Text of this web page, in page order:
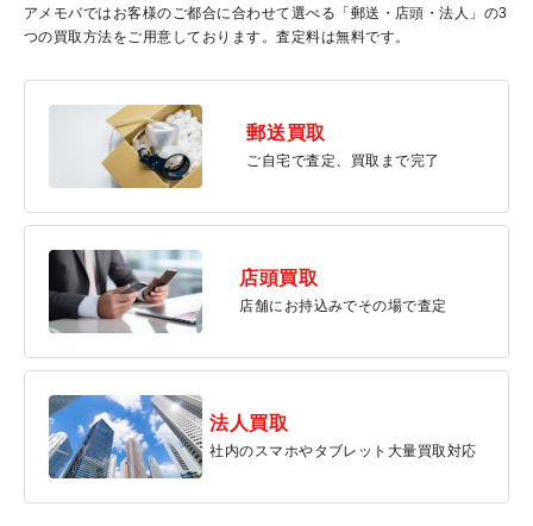
アメモバではお客様のご都合に合わせて選べる「郵送・店頭・法人」の3
つの買取方法をご用意しております。査定料は無料です。
郵送買取
ご自宅で査定、買取まで完了
店頭買取
店舗にお持込みでその場で査定
法人買取
社内のスマホやタブレット大量買取対応